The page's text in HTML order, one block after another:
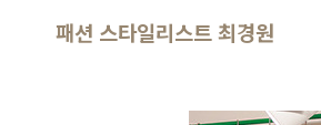
패션 스타일리스트 최경원